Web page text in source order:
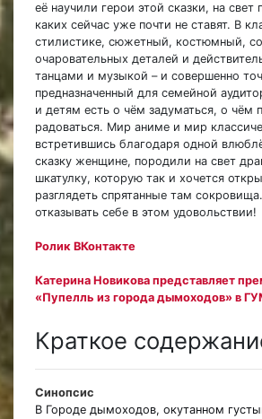
её научили герои этой сказки, на свет
каких сейчас уже почти не ставят. В
стилистике, сюжетный, костюмный,
очаровательных деталей и
танцами и музыкой – и совершенно
предназначенный для семейной
и детям есть о чём задуматься, о чём
радоваться. Мир аниме и мир
встретившись благодаря одной
сказку женщине, породили на свет
шкатулку, которую так и хочется
разглядеть спрятанные там
отказывать себе в этом удовольствии!
Ролик ВКонтакте
Катерина Новикова представляет
«Пупелль из города дымоходов» в
Краткое
Синопсис
В Городе дымоходов, окутанном